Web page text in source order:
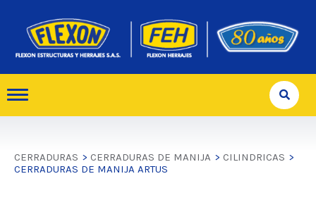
CERRADURAS > CERRADURAS DE MANIJA > CILINDRICAS >
CERRADURAS DE MANIJA ARTUS